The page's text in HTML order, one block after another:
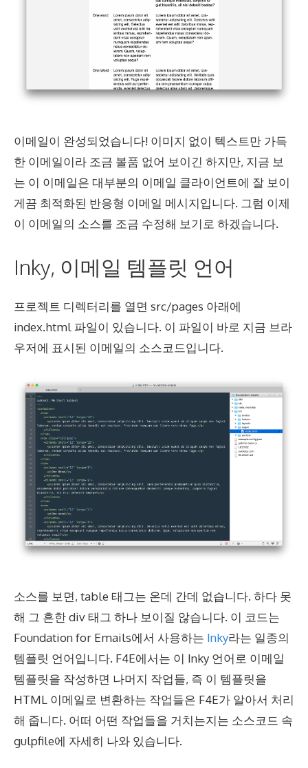
이메일이 완성되었습니다! 이미지 없이 텍스트만 가득
한 이메일이라 조금 볼품 없어 보이긴 하지만, 지금 보
는 이 이메일은 대부분의 이메일 클라이언트에 잘 보이
게끔 최적화된 반응형 이메일 메시지입니다. 그럼 이제
이 이메일의 소스를 조금 수정해 보기로 하겠습니다.
Inky, 이메일 템플릿 언어
프로젝트 디렉터리를 열면 src/pages 아래에
index.html 파일이 있습니다. 이 파일이 바로 지금 브라
우저에 표시된 이메일의 소스코드입니다.
소스를 보면, table 태그는 온데 간데 없습니다. 하다 못
해 그 흔한 div 태그 하나 보이질 않습니다. 이 코드는
Foundation for Emails에서 사용하는 Inky라는 일종의
템플릿 언어입니다. F4E에서는 이 Inky 언어로 이메일
템플릿을 작성하면 나머지 작업들, 즉 이 템플릿을
HTML 이메일로 변환하는 작업들은 F4E가 알아서 처리
해 줍니다. 어떠 어떤 작업들을 거치는지는 소스코드 속
gulpfile에 자세히 나와 있습니다.